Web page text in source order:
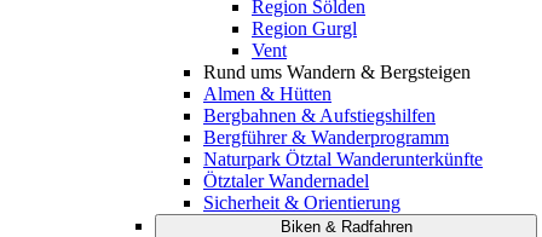
Region Sölden
Region Gurgl
Vent
Rund ums Wandern & Bergsteigen
Almen & Hütten
Bergbahnen & Aufstiegshilfen
Bergführer & Wanderprogramm
Naturpark Ötztal Wanderunterkünfte
Ötztaler Wandernadel
Sicherheit & Orientierung
Biken & Radfahren